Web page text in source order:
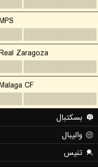
Zaragoza
CF
بسکتبال
والیبال
تنیس